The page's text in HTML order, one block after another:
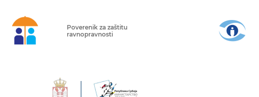
Poverenik za zaštitu
ravnopravnosti